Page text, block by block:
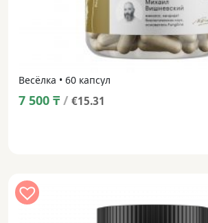
Весёлка • 60 капсул
7 500 ₸ / €15.31